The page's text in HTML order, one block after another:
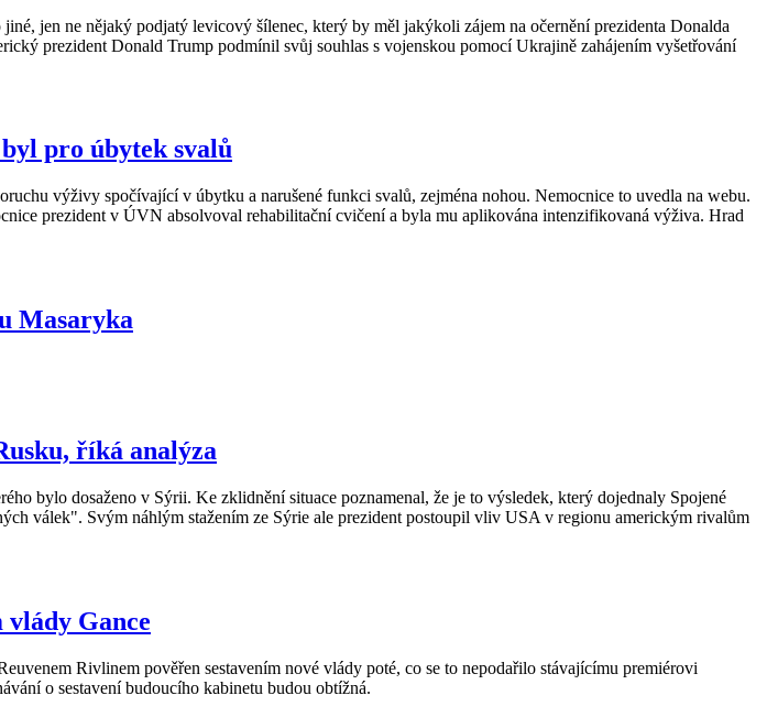
jen ne nějaký podjatý levicový šílenec, který by měl jakýkoli zájem na očernění prezidenta Donalda
prezident Donald Trump podmínil svůj souhlas s vojenskou pomocí Ukrajině zahájením vyšetřování
pro úbytek svalů
výživy spočívající v úbytku a narušené funkci svalů, zejména nohou. Nemocnice to uvedla na webu.
prezident v ÚVN absolvoval rehabilitační cvičení a byla mu aplikována intenzifikovaná výživa. Hrad
Masaryka
říká analýza
bylo dosaženo v Sýrii. Ke zklidnění situace poznamenal, že je to výsledek, který dojednaly Spojené
válek". Svým náhlým stažením ze Sýrie ale prezident postoupil vliv USA v regionu americkým rivalům
Gance
Rivlinem pověřen sestavením nové vlády poté, co se to nepodařilo stávajícímu premiérovi
o sestavení budoucího kabinetu budou obtížná.